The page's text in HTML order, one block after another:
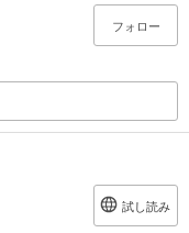
フォロー
試し読み